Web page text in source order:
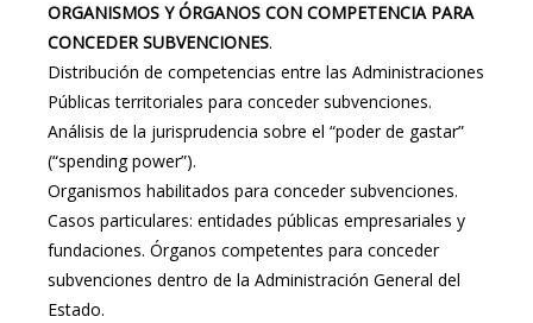
ORGANISMOS Y ÓRGANOS CON COMPETENCIA PARA
CONCEDER SUBVENCIONES.
Distribución de competencias entre las Administraciones
Públicas territoriales para conceder subvenciones.
Análisis de la jurisprudencia sobre el “poder de gastar”
(“spending power”).
Organismos habilitados para conceder subvenciones.
Casos particulares: entidades públicas empresariales y
fundaciones. Órganos competentes para conceder
subvenciones dentro de la Administración General del
Estado.